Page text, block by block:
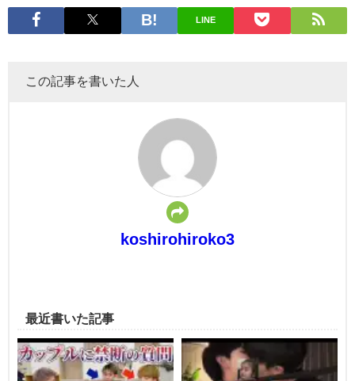
LINE
この記事を書いた人
koshirohiroko3
最近書いた記事